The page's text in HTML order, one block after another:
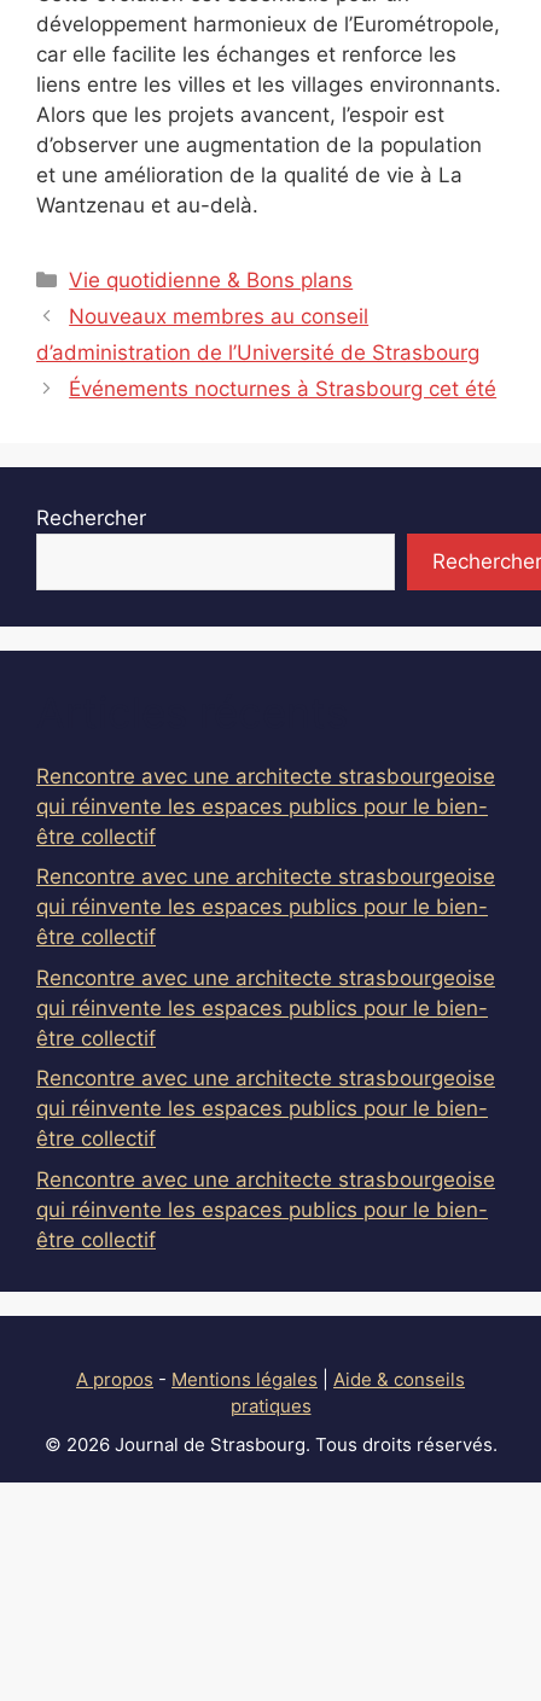
développement harmonieux de l’Eurométropole,
car elle facilite les échanges et renforce les
liens entre les villes et les villages environnants.
Alors que les projets avancent, l’espoir est
d’observer une augmentation de la population
et une amélioration de la qualité de vie à La
Wantzenau et au-delà.
Catégories
Vie quotidienne & Bons plans
Nouveaux membres au conseil
d’administration de l’Université de Strasbourg
Événements nocturnes à Strasbourg cet été
Rechercher
Rechercher
Rencontre avec une architecte strasbourgeoise
qui réinvente les espaces publics pour le bien-
être collectif
Rencontre avec une architecte strasbourgeoise
qui réinvente les espaces publics pour le bien-
être collectif
Rencontre avec une architecte strasbourgeoise
qui réinvente les espaces publics pour le bien-
être collectif
Rencontre avec une architecte strasbourgeoise
qui réinvente les espaces publics pour le bien-
être collectif
Rencontre avec une architecte strasbourgeoise
qui réinvente les espaces publics pour le bien-
être collectif
A propos - Mentions légales
Aide & conseils
pratiques
© 2026 Journal de Strasbourg. Tous droits réservés.